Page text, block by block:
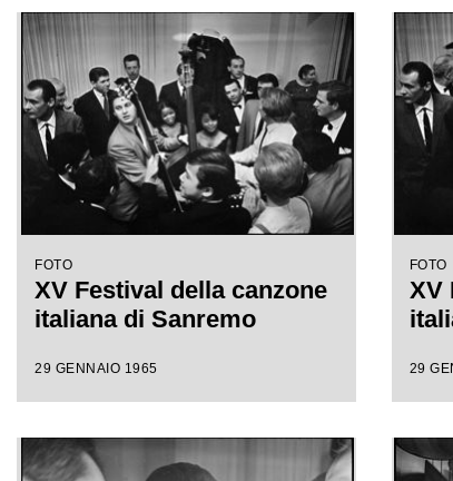
FOTO
XV Festival della canzone
italiana di Sanremo
29 GENNAIO 1965
FOTO
XV
29